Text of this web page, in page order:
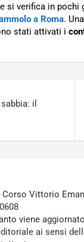
si verifica in
a Roma.
stati attivati i
il
Vittorio
viene
ai sensi